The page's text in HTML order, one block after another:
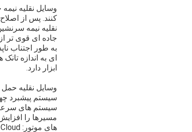
وسایل نقلیه
کنند. پس از
نقلیه نیمه
جاده ای قوی تر
به طور اجتناب
ای به اندازه
ابزار دارد.
وسایل نقلیه
سیستم پیشبرد
سیستم های سرعت
مسیرها را